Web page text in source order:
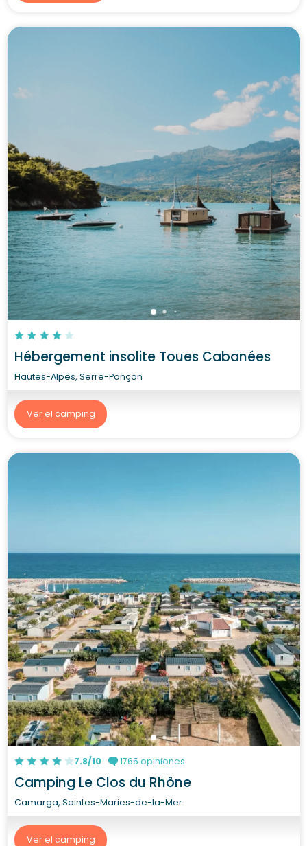
Hébergement insolite Toues Cabanées
Hautes-Alpes, Serre-Ponçon
Ver el camping
7.8/10 1765 opiniones
Camping Le Clos du Rhône
Camarga, Saintes-Maries-de-la-Mer
Ver el camping